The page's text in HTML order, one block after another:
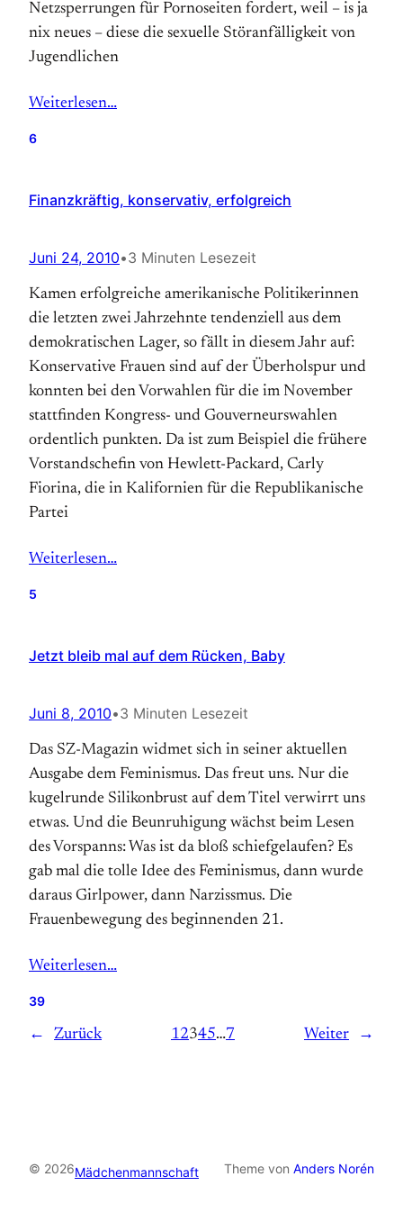
Netzsperrungen für Pornoseiten fordert, weil – is ja
nix neues – diese die sexuelle Störanfälligkeit von
Jugendlichen
Weiterlesen…
6
Finanzkräftig, konservativ, erfolgreich
Juni 24, 2010•3 Minuten Lesezeit
Kamen erfolgreiche amerikanische Politikerinnen
die letzten zwei Jahrzehnte tendenziell aus dem
demokratischen Lager, so fällt in diesem Jahr auf:
Konservative Frauen sind auf der Überholspur und
konnten bei den Vorwahlen für die im November
stattfinden Kongress- und Gouverneurswahlen
ordentlich punkten. Da ist zum Beispiel die frühere
Vorstandschefin von Hewlett-Packard, Carly
Fiorina, die in Kalifornien für die Republikanische
Partei
Weiterlesen…
5
Jetzt bleib mal auf dem Rücken, Baby
Juni 8, 2010•3 Minuten Lesezeit
Das SZ-Magazin widmet sich in seiner aktuellen
Ausgabe dem Feminismus. Das freut uns. Nur die
kugelrunde Silikonbrust auf dem Titel verwirrt uns
etwas. Und die Beunruhigung wächst beim Lesen
des Vorspanns: Was ist da bloß schiefgelaufen? Es
gab mal die tolle Idee des Feminismus, dann wurde
daraus Girlpower, dann Narzissmus. Die
Frauenbewegung des beginnenden 21.
Weiterlesen…
39
← Zurück 12345…7 Weiter →
© 2026Mädchenmannschaft Theme von Anders Norén